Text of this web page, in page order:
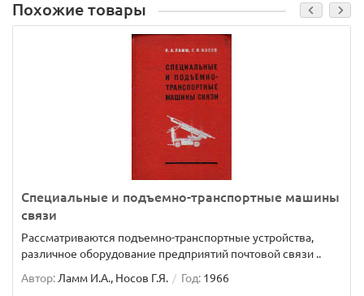
Похожие товары
Специальные и подъемно-транспортные машины
связи
Рассматриваются подъемно-транспортные устройства,
различное оборудование предприятий почтовой связи ..
Автор: Ламм И.А., Носов Г.Я. Год: 1966